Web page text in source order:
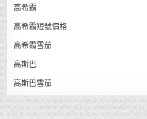
高希霸
高希霸短號價格
高希霸雪茄
高斯巴
高斯巴雪茄